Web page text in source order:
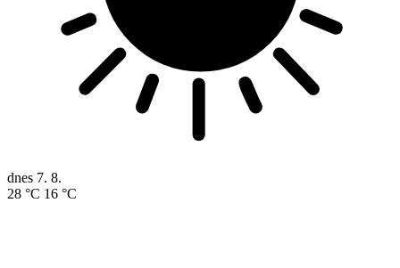
dnes 7. 8.
28 °C 16 °C